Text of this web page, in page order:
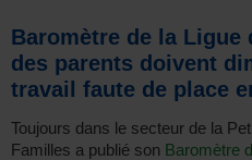
Baromètre de la Ligue
des parents doivent
travail faute de place
Toujours dans le secteur de la
Familles a publié son Baromètre